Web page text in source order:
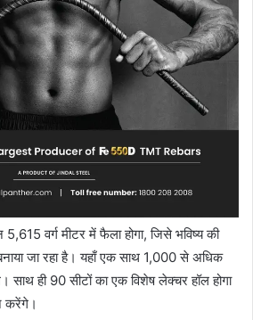
वर्ग मीटर में फैला होगा, जिसे भविष्य की
जा रहा है। यहाँ एक साथ 1,000 से अधिक
ही 90 सीटों का एक विशेष लेक्चर हॉल होगा
करेंगे।